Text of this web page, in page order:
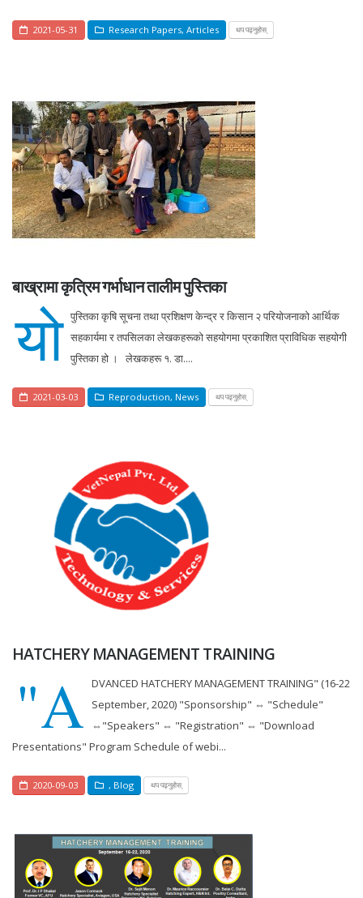
2021-05-31 Research Papers, Articles थप पढ्नुहोस्
बाख्रामा कृत्रिम गर्भाधान तालीम पुस्तिका
यो पुस्तिका कृषि सूचना तथा प्रशिक्षण केन्द्र र किसान २ परियोजनाको आर्थिक
सहकार्यमा र तपसिलका लेखकहरूको सहयोगमा प्रकाशित प्राविधिक सहयोगी
पुस्तिका हो । लेखकहरू १. डा....
2021-03-03 Reproduction, News थप पढ्नुहोस्
HATCHERY MANAGEMENT TRAINING
"A DVANCED HATCHERY MANAGEMENT TRAINING" (16-22
September, 2020) "Sponsorship" ⇔ "Schedule"
⇔"Speakers" ⇔ "Registration" ⇔ "Download
Presentations" Program Schedule of webi...
2020-09-03 , Blog थप पढ्नुहोस्